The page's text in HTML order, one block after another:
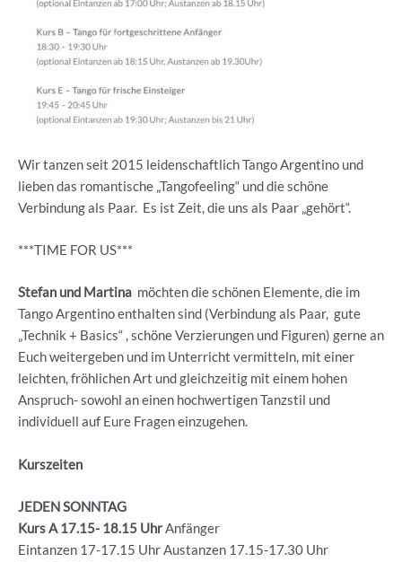
Wir tanzen seit 2015 leidenschaftlich Tango Argentino und
lieben das romantische „Tangofeeling“ und die schöne
Verbindung als Paar. Es ist Zeit, die uns als Paar „gehört“.
***TIME FOR US***
Stefan und Martina möchten die schönen Elemente, die im
Tango Argentino enthalten sind (Verbindung als Paar, gute
„Technik + Basics“ , schöne Verzierungen und Figuren) gerne an
Euch weitergeben und im Unterricht vermitteln, mit einer
leichten, fröhlichen Art und gleichzeitig mit einem hohen
Anspruch- sowohl an einen hochwertigen Tanzstil und
individuell auf Eure Fragen einzugehen.
Kurszeiten
JEDEN SONNTAG
Kurs A 17.15- 18.15 UhrAnfänger
Eintanzen 17-17.15 Uhr Austanzen 17.15-17.30 Uhr